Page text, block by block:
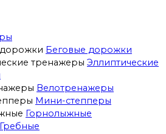
Беговые дорожки
Эллиптические
Велотренажеры
Мини-степперы
Горнолыжные
Гребные